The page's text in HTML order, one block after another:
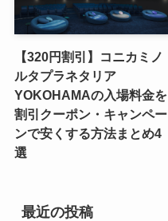
【320円割引】コニカミノ
ルタプラネタリア
YOKOHAMAの入場料金を
割引クーポン・キャンペー
ンで安くする方法まとめ4
選
最近の投稿